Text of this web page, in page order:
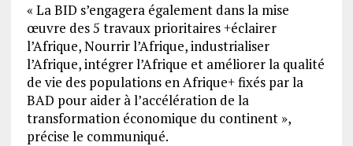
« La BID s’engagera également dans la mise
œuvre des 5 travaux prioritaires +éclairer
l’Afrique, Nourrir l’Afrique, industrialiser
l’Afrique, intégrer l’Afrique et améliorer la qualité
de vie des populations en Afrique+ fixés par la
BAD pour aider à l’accélération de la
transformation économique du continent »,
précise le communiqué.